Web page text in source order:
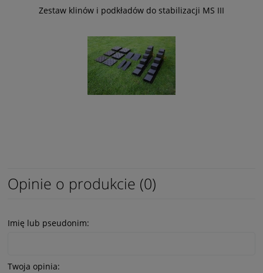
Zestaw klinów i podkładów do stabilizacji MS III
Opinie o produkcie (0)
Imię lub pseudonim:
Twoja opinia: